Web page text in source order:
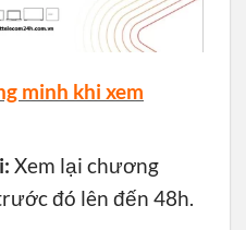
minh khi xem
Xem lại chương
đó lên đến 48h.